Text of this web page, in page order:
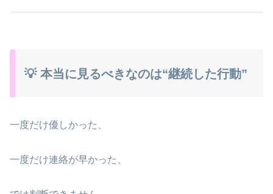
💡 本当に見るべきなのは“継続した行動”
一度だけ優しかった、
一度だけ連絡が早かった、